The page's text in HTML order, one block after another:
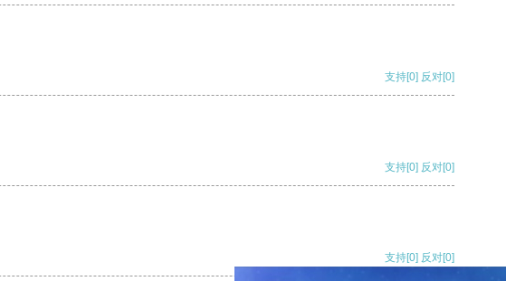
支持[0] 反对[0]
支持[0] 反对[0]
支持[0] 反对[0]